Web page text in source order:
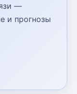
—
и прогнозы